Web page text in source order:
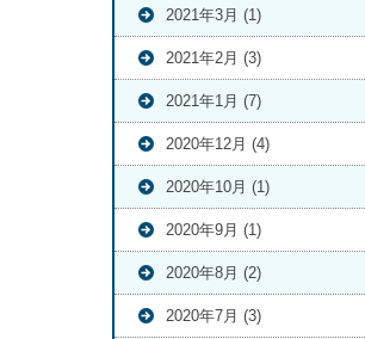
2021年3月 (1)
2021年2月 (3)
2021年1月 (7)
2020年12月 (4)
2020年10月 (1)
2020年9月 (1)
2020年8月 (2)
2020年7月 (3)